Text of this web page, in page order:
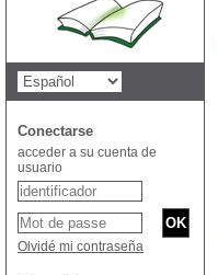
Conectarse
acceder a su cuenta de
usuario
Olvidé mi contraseña